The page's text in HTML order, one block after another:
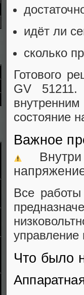
идёт ли
сколько
Готового
GV
состояние
Важное
Внутри
Все
Что было